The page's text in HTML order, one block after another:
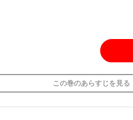
この巻のあらすじを 見る